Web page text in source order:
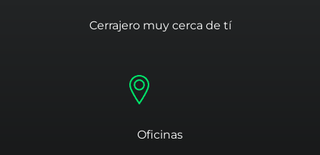
Cerrajero muy cerca de tí
Oficinas